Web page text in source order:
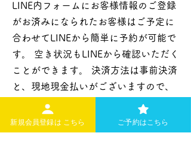
LINE内フォームにお客様情報のご登録
がお済みになられたお客様はご予定に
合わせてLINEから簡単に予約が可能で
す。 空き状況もLINEから確認いただく
ことができます。 決済方法は事前決済
と、現地現金払いがございますので、
LINEで予約時に決済方法をお選びくだ
さい。
新規会員登録は こちら ご予約はこちら